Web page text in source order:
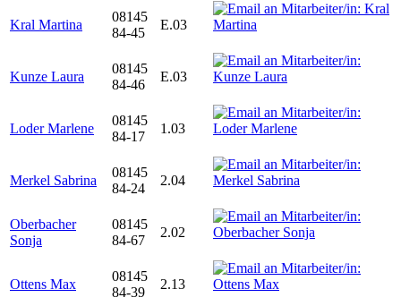
Kral Martina
08145
84-45
E.03
Kunze Laura
08145
84-46
E.03
Loder Marlene
08145
84-17
1.03
Merkel Sabrina
08145
84-24
2.04
Oberbacher
Sonja
08145
84-67
2.02
Ottens Max
08145
84-39
2.13